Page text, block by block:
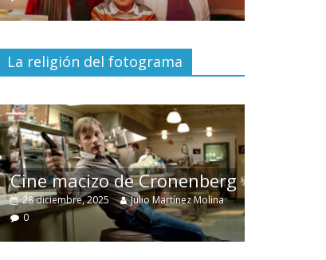
La religión del fotograma
El documentalNuestra
tierray el despojo de los
pueblos originarios
30 junio, 2026 Julio Martínez Molina 0